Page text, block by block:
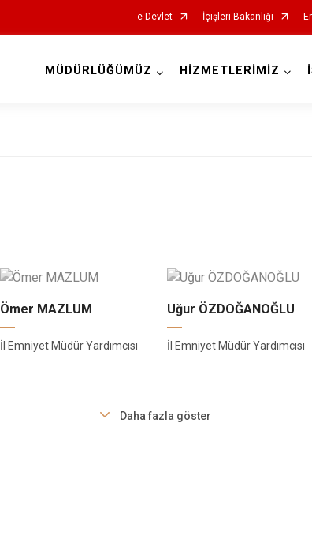
e-Devlet İçişleri Bakanlığı
MÜDÜRLÜĞÜMÜZ HİZMETLERİMİZ
Ömer MAZLUM
İl Emniyet Müdür Yardımcısı
Uğur ÖZDOĞANOĞLU
İl Emniyet Müdür Yardımcısı
Daha fazla göster